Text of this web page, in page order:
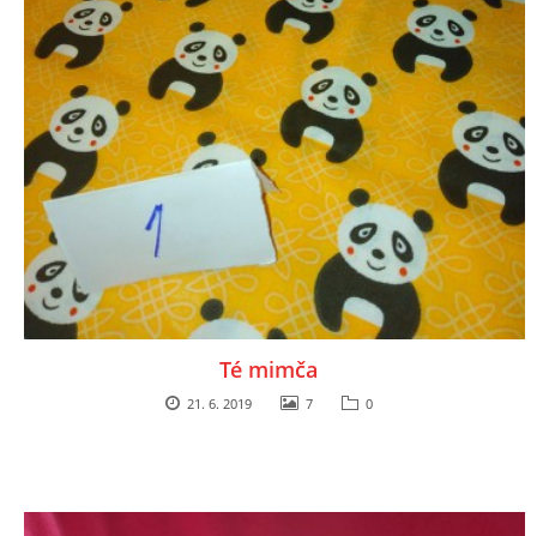
Té mimča
21. 6. 2019 7 0